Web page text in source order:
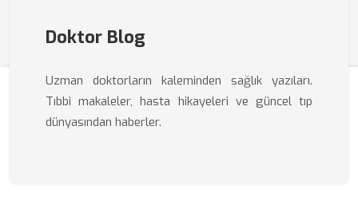
Doktor Blog
Uzman doktorların kaleminden sağlık yazıları.
Tıbbi makaleler, hasta hikayeleri ve güncel tıp
dünyasından haberler.